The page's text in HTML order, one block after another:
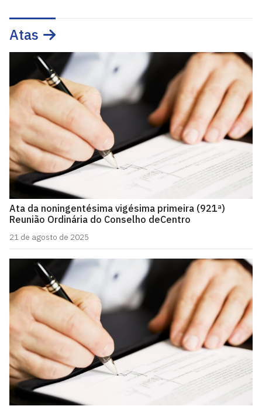
Atas
Ata da noningentésima vigésima primeira (921ª)
Reunião Ordinária do Conselho deCentro
21 de agosto de 2025